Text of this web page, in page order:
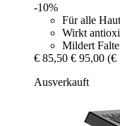
-10%
Für alle
Wirkt
Mildert
€ 85,50 € 95,00 (€
Ausverkauft